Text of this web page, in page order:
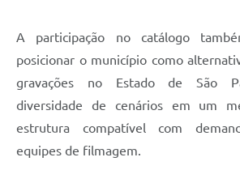
A participação no catálogo
posicionar o município como
gravações no Estado de São
diversidade de cenários em um
estrutura compatível com
equipes de filmagem.